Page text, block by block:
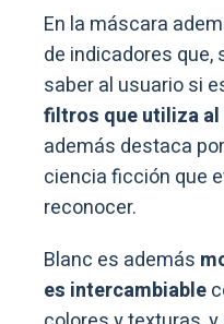
En la máscara
de indicadores que,
saber al usuario si
filtros que utiliza al
además destaca
ciencia ficción que
reconocer.
Blanc es además
es intercambiable